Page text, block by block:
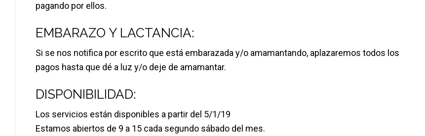
pagando por ellos.
EMBARAZO Y LACTANCIA:
Si se nos notifica por escrito que está embarazada y/o amamantando, aplazaremos todos los
pagos hasta que dé a luz y/o deje de amamantar.
DISPONIBILIDAD:
Los servicios están disponibles a partir del 5/1/19
Estamos abiertos de 9 a 15 cada segundo sábado del mes.